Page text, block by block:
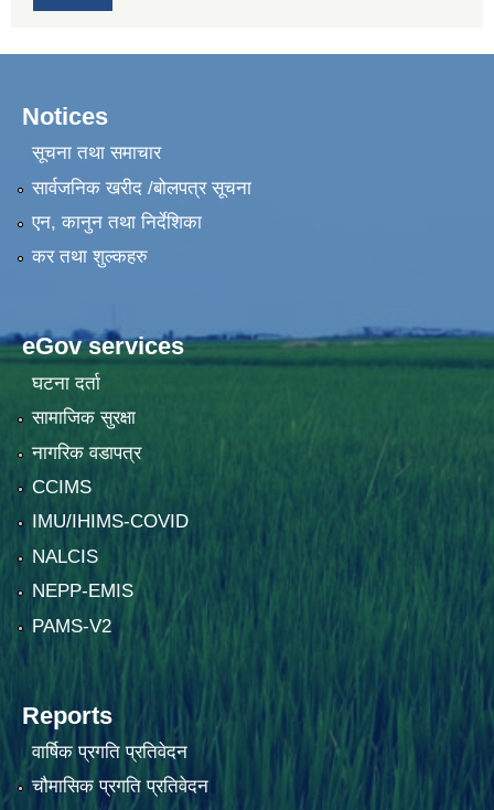
Notices
सूचना तथा समाचार
सार्वजनिक खरीद /बोलपत्र सूचना
एन, कानुन तथा निर्देशिका
कर तथा शुल्कहरु
eGov services
घटना दर्ता
सामाजिक सुरक्षा
नागरिक वडापत्र
CCIMS
IMU/IHIMS-COVID
NALCIS
NEPP-EMIS
PAMS-V2
Reports
वार्षिक प्रगति प्रतिवेदन
चौमासिक प्रगति प्रतिवेदन